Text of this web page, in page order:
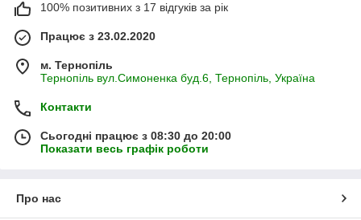
100% позитивних з 17 відгуків за рік
Працює з 23.02.2020
м. Тернопіль
Тернопіль вул.Симоненка буд.6, Тернопіль, Україна
Контакти
Сьогодні працює з 08:30 до 20:00
Показати весь графік роботи
Про нас